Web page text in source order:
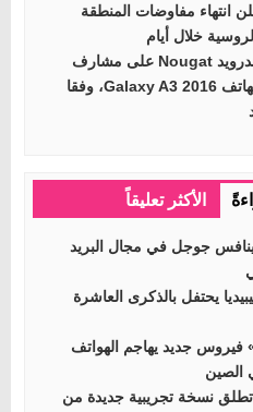
مفاوضات المنطقة
خلال أيام
تحديث الأندرويد Nougat على مشارف
الوصول للهاتف Galaxy A3 2016، وفقا
الأكثر تعليقاً
جوجل في مجال البريد
يحتفل بالذكرى العاشرة
جديد يهاجم الهواتف
نسخة تجريبية جديدة من